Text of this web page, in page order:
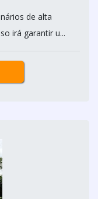
de alta
irá garantir u...